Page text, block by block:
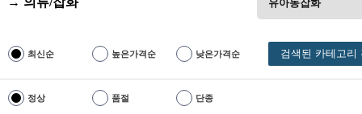
유아동잡화
최신순 높은가격순 낮은가격순 검색된 카테고리
정상 품절 단종